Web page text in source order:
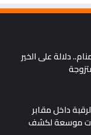
الألعاب الإفريقية
لأول مرة، حيث
الصيني ما لونغ.
تحديات كبيرة
دلالة على الخير
داخل مقابر
موسعة لكشف